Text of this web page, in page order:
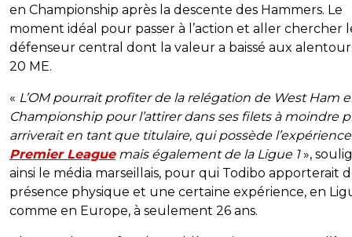
en Championship après la descente des Hammers. Le
moment idéal pour passer à l’action et aller chercher
défenseur central dont la valeur a baissé aux
20 ME.
« L’OM pourrait profiter de la relégation de West Ham
Championship pour l’attirer dans ses filets à moindre
arriverait en tant que titulaire, qui possède
Premier Leaguemais également de la Ligue 1»,
ainsi le média marseillais, pour qui Todibo apporterait
présence physique et une certaine expérience, en
comme en Europe, à seulement 26 ans.